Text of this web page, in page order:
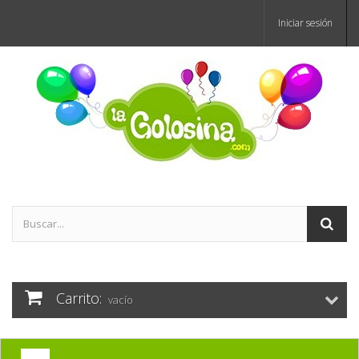
Iniciar sesión
Carrito: vacío